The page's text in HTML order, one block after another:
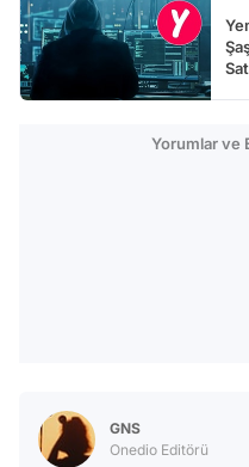
Yorumlar ve
GNS
Onedio Editörü